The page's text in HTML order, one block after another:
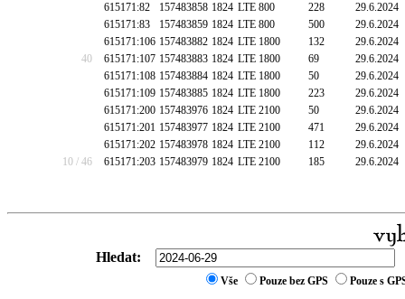
615171:82
157483858 1824 LTE 800 228
29.6.2024
615171:83
157483859 1824 LTE 800 500
29.6.2024
615171:106 157483882 1824 LTE 1800 132
29.6.2024
40
615171:107 157483883 1824 LTE 1800 69
29.6.2024
615171:108 157483884 1824 LTE 1800 50
29.6.2024
615171:109 157483885 1824 LTE 1800 223
29.6.2024
615171:200 157483976 1824 LTE 2100 50
29.6.2024
615171:201 157483977 1824 LTE 2100 471
29.6.2024
615171:202 157483978 1824 LTE 2100 112
29.6.2024
10 / 46
615171:203 157483979 1824 LTE 2100 185 29.6.2024
Hledat:
Vše Pouze bez GPS Pouze s